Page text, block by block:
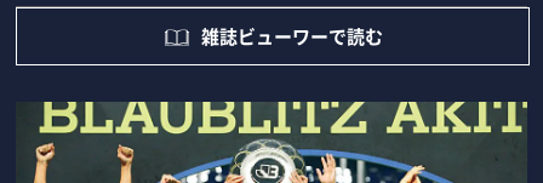
雑誌ビューワーで読む